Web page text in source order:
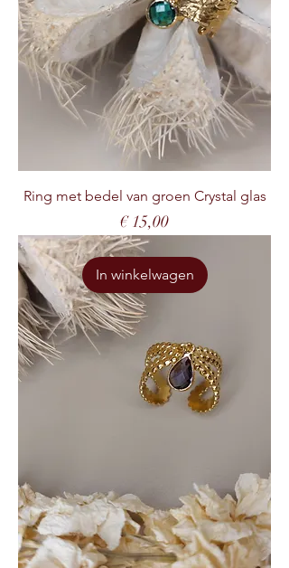
Ring met bedel van groen Crystal glas
Prijs
€ 15,00
In winkelwagen